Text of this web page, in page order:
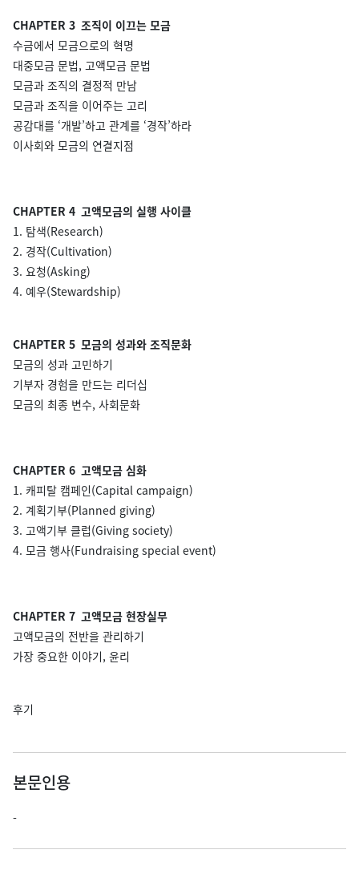
CHAPTER 3 조직이 이끄는 모금
수금에서 모금으로의 혁명
대중모금 문법, 고액모금 문법
모금과 조직의 결정적 만남
모금과 조직을 이어주는 고리
공감대를 ‘개발’하고 관계를 ‘경작’하라
이사회와 모금의 연결지점
CHAPTER 4 고액모금의 실행 사이클
1. 탐색(Research)
2. 경작(Cultivation)
3. 요청(Asking)
4. 예우(Stewardship)
CHAPTER 5 모금의 성과와 조직문화
모금의 성과 고민하기
기부자 경험을 만드는 리더십
모금의 최종 변수, 사회문화
CHAPTER 6 고액모금 심화
1. 캐피탈 캠페인(Capital campaign)
2. 계획기부(Planned giving)
3. 고액기부 클럽(Giving society)
4. 모금 행사(Fundraising special event)
CHAPTER 7 고액모금 현장실무
고액모금의 전반을 관리하기
가장 중요한 이야기, 윤리
후기
본문인용
-